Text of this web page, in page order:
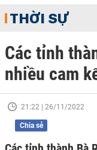
THỜI SỰ
Các tỉnh
nhiều cam
21:22 | 26/11/2022
Chia sẻ